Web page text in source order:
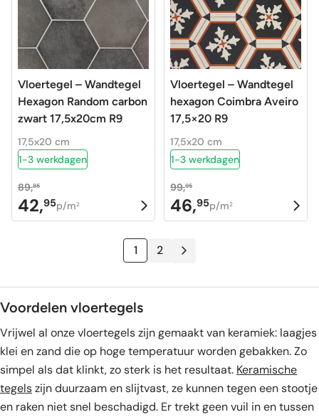
Vloertegel – Wandtegel
Hexagon Random carbon
zwart 17,5x20cm R9
17,5x20 cm
1-3 werkdagen
89,85
Oorspronkelijke
prijs
42,95
Huidige
prijs
p/m2
Vloertegel – Wandtegel
hexagon Coimbra Aveiro
17,5×20 R9
17,5x20 cm
1-3 werkdagen
99,95
Oorspronkelijke
prijs
46,95
Huidige
prijs
p/m2
1 2
Voordelen vloertegels
Vrijwel al onze vloertegels zijn gemaakt van keramiek: laagjes
klei en zand die op hoge temperatuur worden gebakken. Zo
simpel als dat klinkt, zo sterk is het resultaat. Keramische
tegelszijn duurzaam en slijtvast, ze kunnen tegen een stootje
en raken niet snel beschadigd. Er trekt geen vuil in en tussen